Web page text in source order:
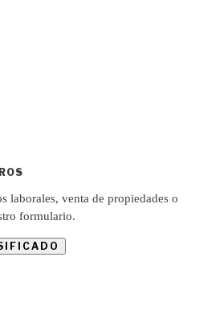
laborales, venta de propiedades o
formulario.